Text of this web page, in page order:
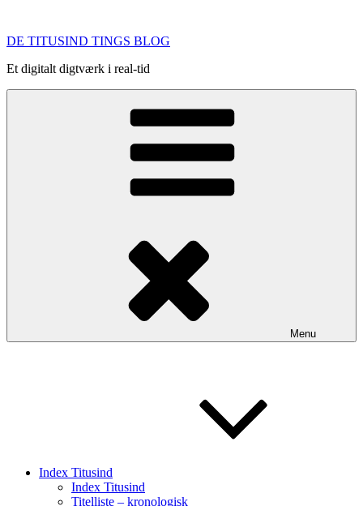
indhold
DE TITUSIND TINGS BLOG
Et digitalt digtværk i real-tid
Menu
Index Titusind
Index Titusind
Titelliste – kronologisk